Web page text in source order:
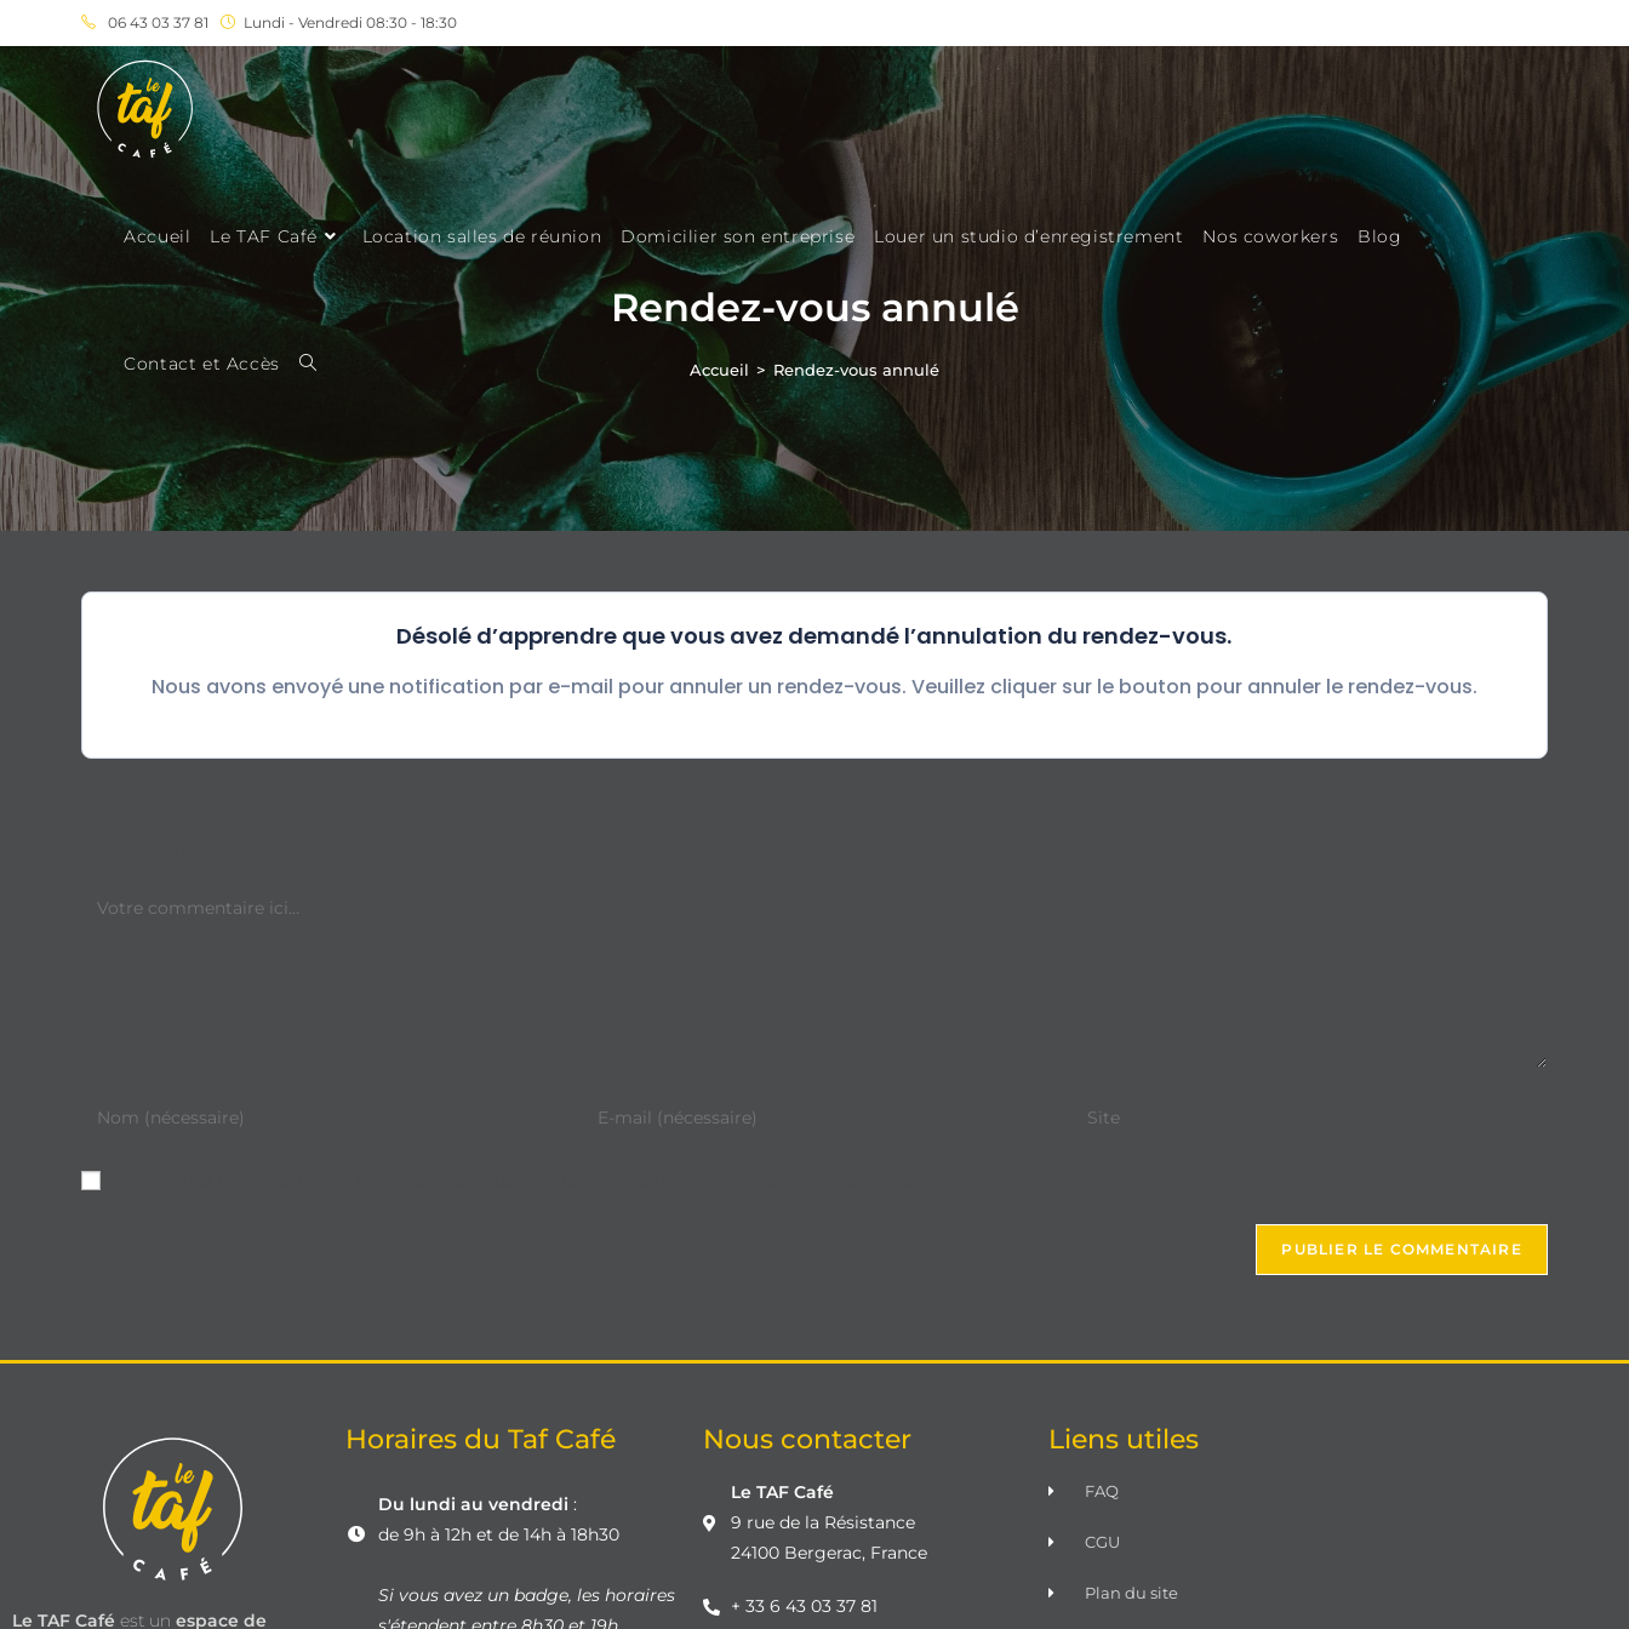
06 43 03 37 81 Lundi - Vendredi 08:30 - 18:30
Accueil Le TAF Café Location salles de réunion Domicilier son entreprise Louer un studio d’enregistrement Nos coworkers Blog
Contact et Accès
Rendez-vous annulé
Accueil > Rendez-vous annulé
Désolé d’apprendre que vous avez demandé l’annulation du rendez-vous.
Nous avons envoyé une notification par e-mail pour annuler un rendez-vous. Veuillez cliquer sur le bouton pour annuler le rendez-vous.
Le TAF Café est un espace de
Horaires du Taf Café
Du lundi au vendredi:
de 9h à 12h et de 14h à 18h30
Si vous avez un badge, les horaires
Nous contacter
Le TAF Café
9 rue de la Résistance
24100 Bergerac, France
+ 33 6 43 03 37 81
Liens utiles
FAQ
CGU
Plan du site